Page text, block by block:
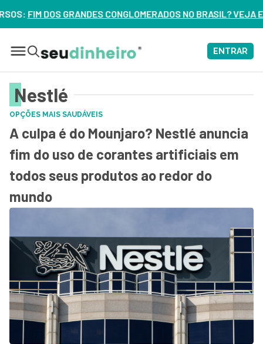
CONGLOMERADOS NO BRASIL? VEJA ERROS DE 3 DELES
ENTRAR
Nestlé
OPÇÕES MAIS SAUDÁVEIS
A culpa é do Mounjaro? Nestlé anuncia
fim do uso de corantes artificiais em
todos seus produtos ao redor do
mundo